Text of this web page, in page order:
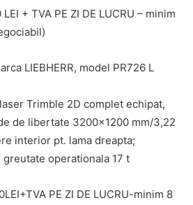
LEI + TVA PE ZI DE LUCRU – minim
LIEBHERR, model PR726 L
Trimble 2D complet echipat,
de libertate 3200×1200 mm/3,22
interior pt. lama dreapta;
operationala 17 t
PE ZI DE LUCRU-minim 8